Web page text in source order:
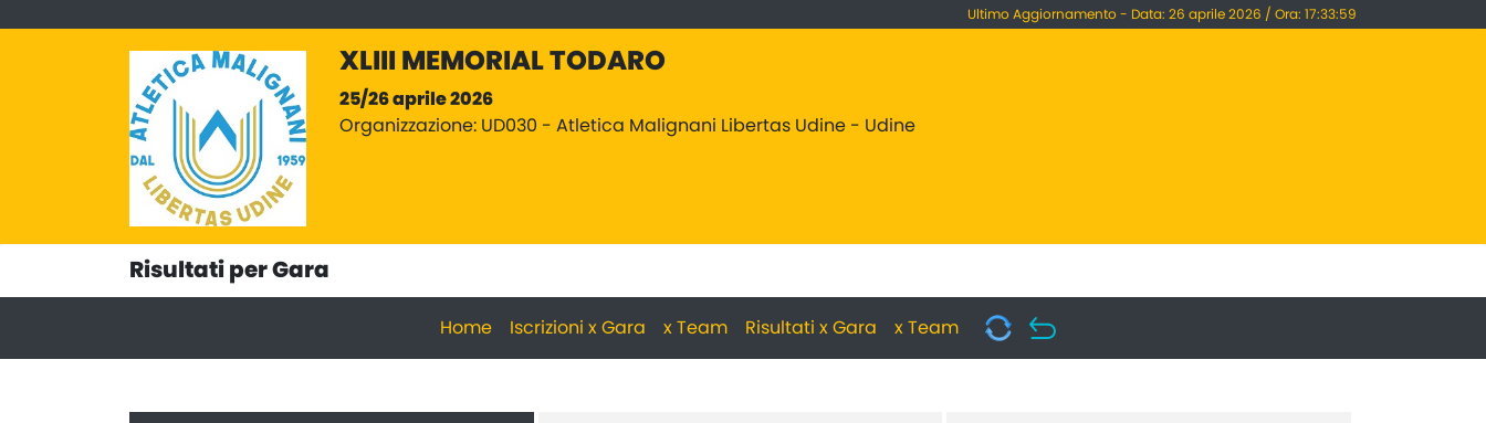
Ultimo Aggiornamento - Data: 26 aprile 2026 / Ora: 17:33:59
XLIII MEMORIAL TODARO
25/26 aprile 2026
Organizzazione: UD030 - Atletica Malignani Libertas Udine - Udine
Risultati per Gara
Home Iscrizioni x Gara x Team Risultati x Gara x Team